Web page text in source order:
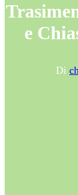
e
Di